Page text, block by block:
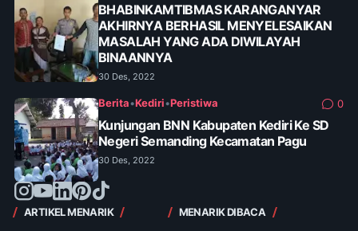
BHABINKAMTIBMAS KARANGANYAR
AKHIRNYA BERHASIL MENYELESAIKAN
MASALAH YANG ADA DIWILAYAH
BINAANNYA
30 Des, 2022
Berita•Kediri•Peristiwa 0
Kunjungan BNN Kabupaten Kediri Ke SD
Negeri Semanding Kecamatan Pagu
30 Des, 2022
ARTIKEL MENARIK MENARIK DIBACA